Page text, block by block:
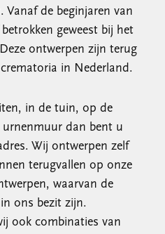
Vanaf de beginjaren van
geweest bij het
ontwerpen zijn terug
in Nederland.
in de tuin, op de
urnenmuur dan bent u
Wij ontwerpen zelf
terugvallen op onze
waarvan de
ons bezit zijn.
ook combinaties van